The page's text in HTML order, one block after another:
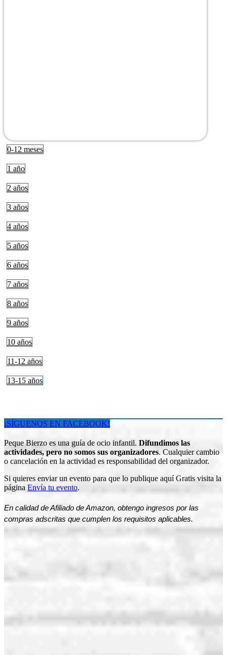
0-12 meses
1 año
2 años
3 años
4 años
5 años
6 años
7 años
8 años
9 años
10 años
11-12 años
13-15 años
¡SÍGUENOS EN FACEBOOK!
Peque Bierzo es una guía de ocio infantil. Difundimos las
actividades, pero no somos sus organizadores. Cualquier cambio
o cancelación en la actividad es responsabilidad del organizador.
Si quieres enviar un evento para que lo publique aquí Gratis visita la
página Envía tu evento.
En calidad de Afiliado de Amazon, obtengo ingresos por las
compras adscritas que cumplen los requisitos aplicables.